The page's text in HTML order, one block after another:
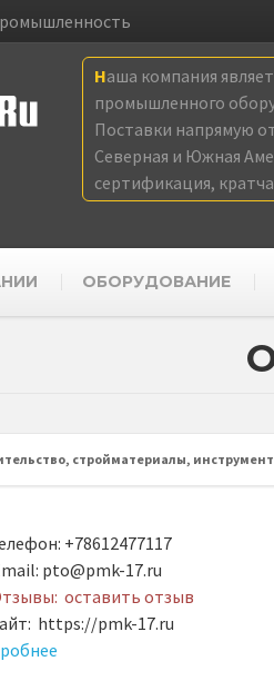
Наша компания
промышленного
Поставки напрямую
Северная и Южная
сертификация,
ОБОРУДОВАНИЕ
стройматериалы, инструмент
+78612477117
pto@pmk-17.ru
оставить отзыв
https://pmk-17.ru